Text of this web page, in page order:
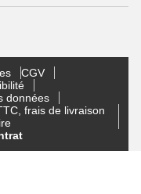
CGV
données
frais de livraison